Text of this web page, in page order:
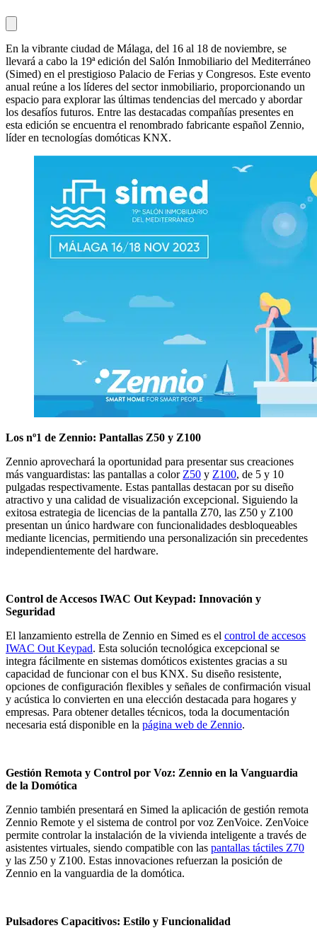
En la vibrante ciudad de Málaga, del 16 al 18 de noviembre, se
llevará a cabo la 19ª edición del Salón Inmobiliario del Mediterráneo
(Simed) en el prestigioso Palacio de Ferias y Congresos. Este evento
anual reúne a los líderes del sector inmobiliario, proporcionando un
espacio para explorar las últimas tendencias del mercado y abordar
los desafíos futuros. Entre las destacadas compañías presentes en
esta edición se encuentra el renombrado fabricante español Zennio,
líder en tecnologías domóticas KNX.
Los nº1 de Zennio: Pantallas Z50 y Z100
Zennio aprovechará la oportunidad para presentar sus creaciones
más vanguardistas: las pantallas a color Z50 y Z100, de 5 y 10
pulgadas respectivamente. Estas pantallas destacan por su diseño
atractivo y una calidad de visualización excepcional. Siguiendo la
exitosa estrategia de licencias de la pantalla Z70, las Z50 y Z100
presentan un único hardware con funcionalidades desbloqueables
mediante licencias, permitiendo una personalización sin precedentes
independientemente del hardware.
Control de Accesos IWAC Out Keypad: Innovación y
Seguridad
El lanzamiento estrella de Zennio en Simed es el control de accesos
IWAC Out Keypad. Esta solución tecnológica excepcional se
integra fácilmente en sistemas domóticos existentes gracias a su
capacidad de funcionar con el bus KNX. Su diseño resistente,
opciones de configuración flexibles y señales de confirmación visual
y acústica lo convierten en una elección destacada para hogares y
empresas. Para obtener detalles técnicos, toda la documentación
necesaria está disponible en la página web de Zennio.
Gestión Remota y Control por Voz: Zennio en la Vanguardia
de la Domótica
Zennio también presentará en Simed la aplicación de gestión remota
Zennio Remote y el sistema de control por voz ZenVoice. ZenVoice
permite controlar la instalación de la vivienda inteligente a través de
asistentes virtuales, siendo compatible con las pantallas táctiles Z70
y las Z50 y Z100. Estas innovaciones refuerzan la posición de
Zennio en la vanguardia de la domótica.
Pulsadores Capacitivos: Estilo y Funcionalidad